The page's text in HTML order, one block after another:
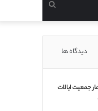
برای
دیدگاه ها
جمعیت ایالات